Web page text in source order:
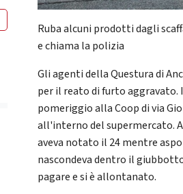
Ruba alcuni prodotti dagli
e chiama la polizia
Gli agenti della Questura di
per il reato di furto
pomeriggio alla Coop di via
all'interno del supermercato.
aveva notato il 24 mentre
nascondeva dentro il
pagare e si è allontanato.